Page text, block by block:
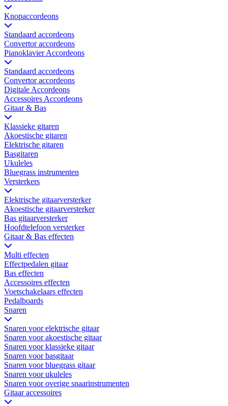
Knopaccordeons
Standaard accordeons
Convertor accordeons
Pianoklavier Accordeons
Standaard accordeons
Convertor accordeons
Digitale Accordeons
Accessoires Accordeons
Gitaar & Bas
Klassieke gitaren
Akoestische gitaren
Elektrische gitaren
Basgitaren
Ukuleles
Bluegrass instrumenten
Versterkers
Elektrische gitaarversterker
Akoestische gitaarversterker
Bas gitaarversterker
Hoofdtelefoon versterker
Gitaar & Bas effecten
Multi effecten
Effectpedalen gitaar
Bas effecten
Accessoires effecten
Voetschakelaars effecten
Pedalboards
Snaren
Snaren voor elektrische gitaar
Snaren voor akoestische gitaar
Snaren voor klassieke gitaar
Snaren voor basgitaar
Snaren voor bluegrass gitaar
Snaren voor ukuleles
Snaren voor overige snaarinstrumenten
Gitaar accessoires